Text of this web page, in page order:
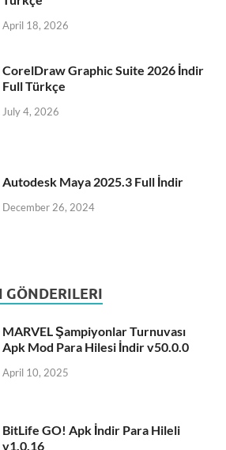
April 18, 2026
CorelDraw Graphic Suite 2026 İndir
Full Türkçe
July 4, 2026
Autodesk Maya 2025.3 Full İndir
December 26, 2024
GÖNDERILERI
MARVEL Şampiyonlar Turnuvası
Apk Mod Para Hilesi İndir v50.0.0
April 10, 2025
BitLife GO! Apk İndir Para Hileli
v1.0.16